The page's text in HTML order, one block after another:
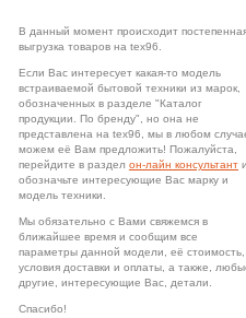
В данный момент происходит
выгрузка товаров на tex96.
Если Вас интересует какая-то модель
встраиваемой бытовой техники из марок,
обозначенных в разделе "Каталог
продукции. По бренду", но она не
представлена на tex96, мы в любом
можем еë Вам предложить! Пожалуйста,
перейдите в раздел он-лайн консультант и
обозначьте интересующие Вас марку и
модель техники.
Мы обязательно с Вами свяжемся в
ближайшее время и сообщим все
параметры данной модели, еë стоимость,
условия доставки и оплаты, а также,
другие, интересующие Вас, детали.
Спасибо!